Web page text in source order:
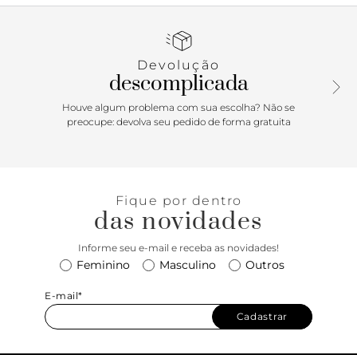
charme e um toque romântico que transforma qualquer
arredondado e tiras que valorizam o pé, essa sandal é
destacando looks com vestidos, saias e peças fluidas de
Devolução
descomplicada
Houve algum problema com sua escolha? Não se
preocupe: devolva seu pedido de forma gratuita
Fique por dentro
das novidades
Informe seu e-mail e receba as novidades!
Feminino Masculino Outros
E-mail*
Cadastrar